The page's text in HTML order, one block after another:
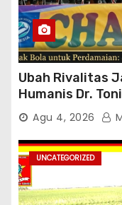
Ubah Rivalitas
Humanis Dr.
TimurAgu 4, 2026
UNCATEGORIZED